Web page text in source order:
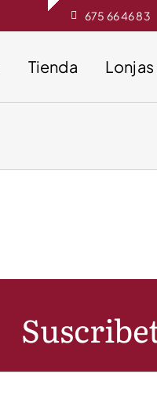
675 66 46 83
Tienda Lonjas